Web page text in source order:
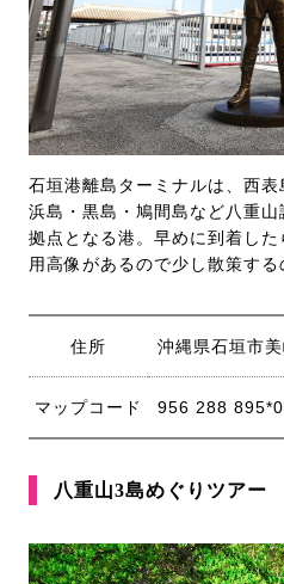
石垣港離島ターミナルは、西
浜島・黒島・鳩間島など八重
拠点となる港。早めに到着し
用高像があるので少し散策する
住所 沖縄県石垣市美
マップコード 956 288
八重山3島めぐりツアー